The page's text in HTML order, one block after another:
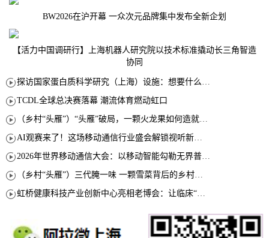
BW2026在沪开幕 一众次元品牌集中发布全新企划
【活力中国调研行】上海机器人研究院以技术标准撬动长三角智造
协同
TCDL全球总决赛落幕 潮流体育燃动虹口